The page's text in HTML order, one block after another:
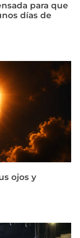
para que
días de
ojos y